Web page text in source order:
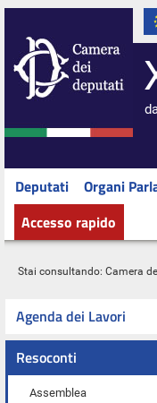
Deputati Organi
Accesso rapido
Stai consultando: Camera
Agenda dei Lavori
Resoconti
Assemblea